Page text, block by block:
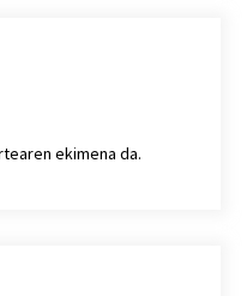
ekimena da.